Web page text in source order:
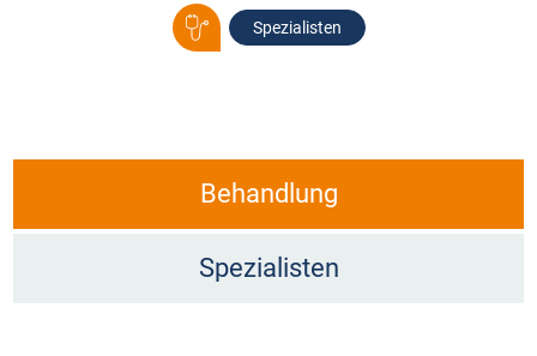
Spezialisten
Behandlung
Spezialisten